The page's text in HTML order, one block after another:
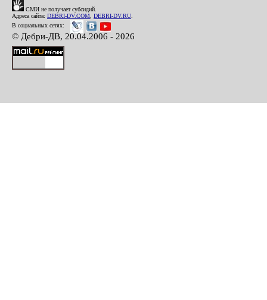
СМИ не получает субсидий.
Адреса сайта: DEBRI-DV.COM DEBRI-DV.RU
В социальных сетях:
© Дебри-ДВ, 20.04.2006 - 2026